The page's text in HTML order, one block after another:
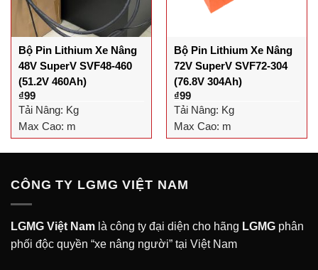
Bộ Pin Lithium Xe Nâng
48V SuperV SVF48-460
(51.2V 460Ah)
₫99
Tải Nâng: Kg
Max Cao: m
Bộ Pin Lithium Xe Nâng
72V SuperV SVF72-304
(76.8V 304Ah)
₫99
Tải Nâng: Kg
Max Cao: m
CÔNG TY LGMG VIỆT NAM
LGMG Việt Nam là công ty đại diện cho hãng LGMG phân
phối độc quyền “xe nâng người” tại Việt Nam